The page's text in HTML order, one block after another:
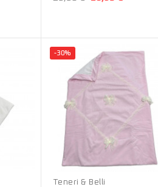
Rosa
-30%
Teneri & Belli